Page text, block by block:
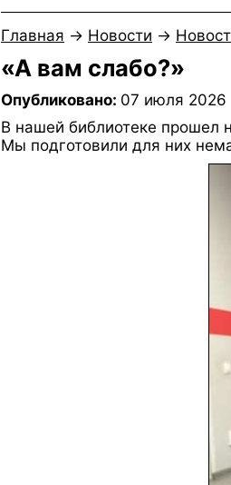
Главная → Новости →
«А вам слабо?»
Опубликовано: 07 июля 2026
В нашей библиотеке прошел
Мы подготовили для них